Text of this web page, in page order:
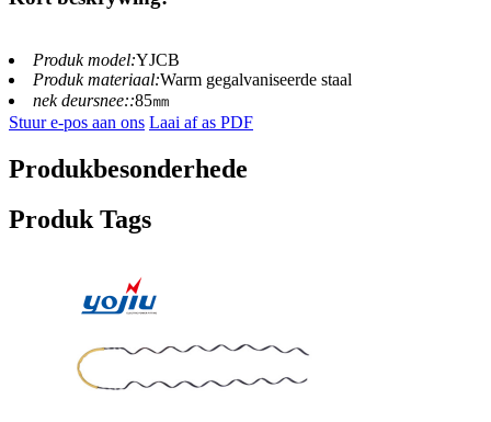
Produk model:YJCB
Produk materiaal:Warm gegalvaniseerde staal
nek deursnee::85㎜
Stuur e-pos aan ons Laai af as PDF
Produkbesonderhede
Produk Tags